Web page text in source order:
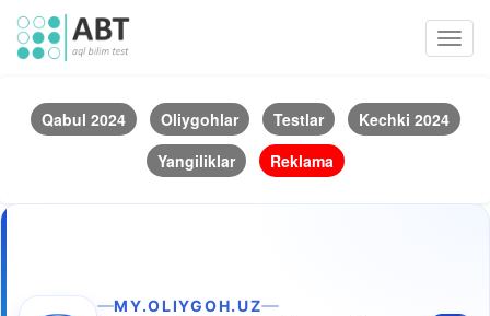
Qabul 2024 Oliygohlar Testlar
Kechki 2024
Yangiliklar
Reklama
MY.OLIYGOH.UZ